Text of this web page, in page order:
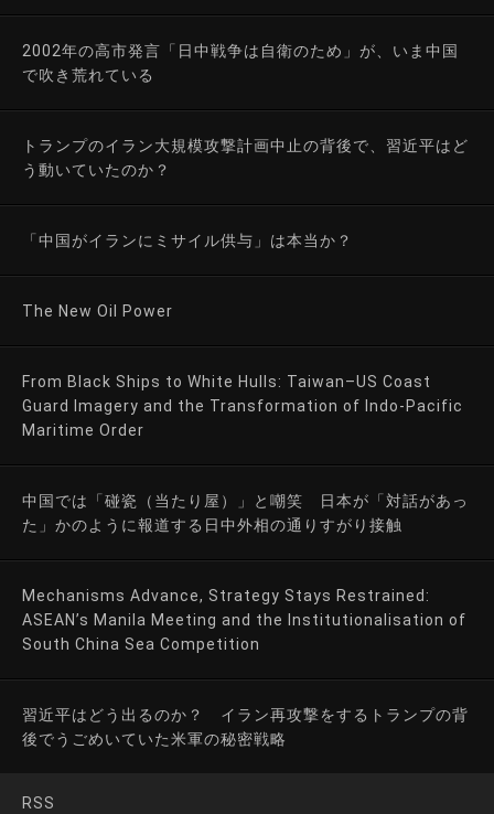
2002年の高市発言「日中戦争は自衛のため」が、いま中国
で吹き荒れている
トランプのイラン大規模攻撃計画中止の背後で、習近平はど
う動いていたのか？
「中国がイランにミサイル供与」は本当か？
The New Oil Power
From Black Ships to White Hulls: Taiwan–US Coast
Guard Imagery and the Transformation of Indo-Pacific
Maritime Order
中国では「碰瓷（当たり屋）」と嘲笑 日本が「対話があっ
た」かのように報道する日中外相の通りすがり接触
Mechanisms Advance, Strategy Stays Restrained:
ASEAN’s Manila Meeting and the Institutionalisation of
South China Sea Competition
習近平はどう出るのか？ イラン再攻撃をするトランプの背
後でうごめいていた米軍の秘密戦略
RSS